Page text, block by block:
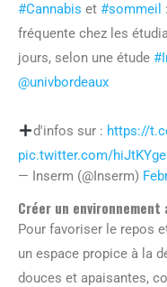
#Cannabis et #sommeil
fréquente chez les
jours, selon une étude
@univbordeaux
d'infos sur : https://
pic.twitter.com/
— Inserm (@Inserm)
Créer un environnement
Pour favoriser le repos
un espace propice à la
douces et apaisantes,